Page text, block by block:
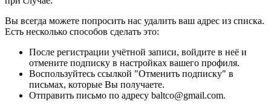
Вы всегда можете попросить нас удалить ваш адрес из списка.
Есть несколько способов сделать это:
После регистрации учётной записи, войдите в неё и
отмените подписку в настройках вашего профиля.
Воспользуйтесь ссылкой "Отменить подписку" в
письмах, которые Вы получаете.
Отправить письмо по адресу baltco@gmail.com.